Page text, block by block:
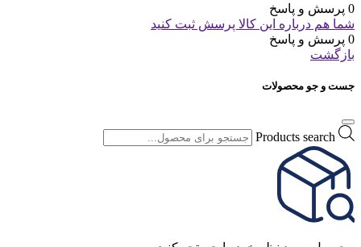
0 پرسش و پاسخ
شما هم درباره این کالا پرسش ثبت کنید
0 پرسش و پاسخ
بازگشت
جست و جو محصولات
Products search